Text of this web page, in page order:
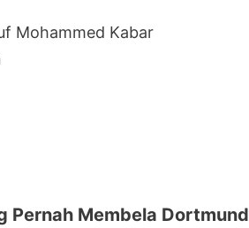
Mohammed Kabar
Pernah Membela Dortmund